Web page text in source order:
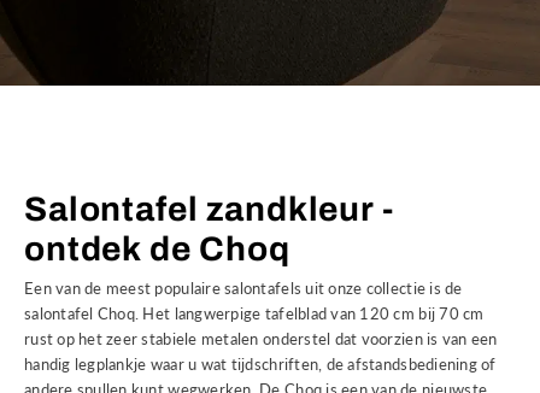
Salontafel zandkleur -
ontdek de Choq
Een van de meest populaire salontafels uit onze collectie is de
salontafel Choq. Het langwerpige tafelblad van 120 cm bij 70 cm
rust op het zeer stabiele metalen onderstel dat voorzien is van een
handig legplankje waar u wat tijdschriften, de afstandsbediening of